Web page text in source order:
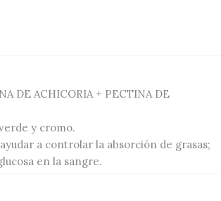
DE ACHICORIA + PECTINA DE
y cromo.
a controlar la absorción de grasas;
en la sangre.